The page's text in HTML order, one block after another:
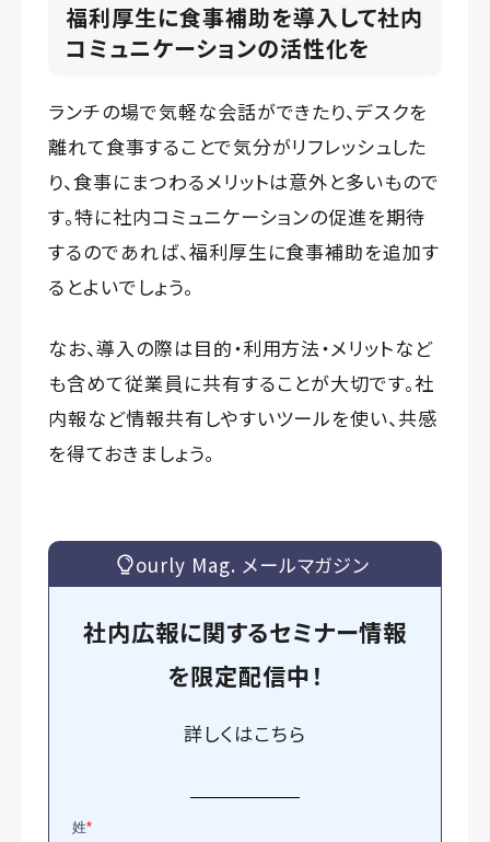
福利厚生に食事補助を導入して社内
コミュニケーションの活性化を
ランチの場で気軽な会話ができたり、デスクを
離れて食事することで気分がリフレッシュした
り、食事にまつわるメリットは意外と多いもので
す。特に社内コミュニケーションの促進を期待
するのであれば、福利厚生に食事補助を追加す
るとよいでしょう。
なお、導入の際は目的・利用方法・メリットなど
も含めて従業員に共有することが大切です。社
内報など情報共有しやすいツールを使い、共感
を得ておきましょう。
ourly Mag. メールマガジン
社内広報に関するセミナー情報
を限定配信中！
詳しくはこちら